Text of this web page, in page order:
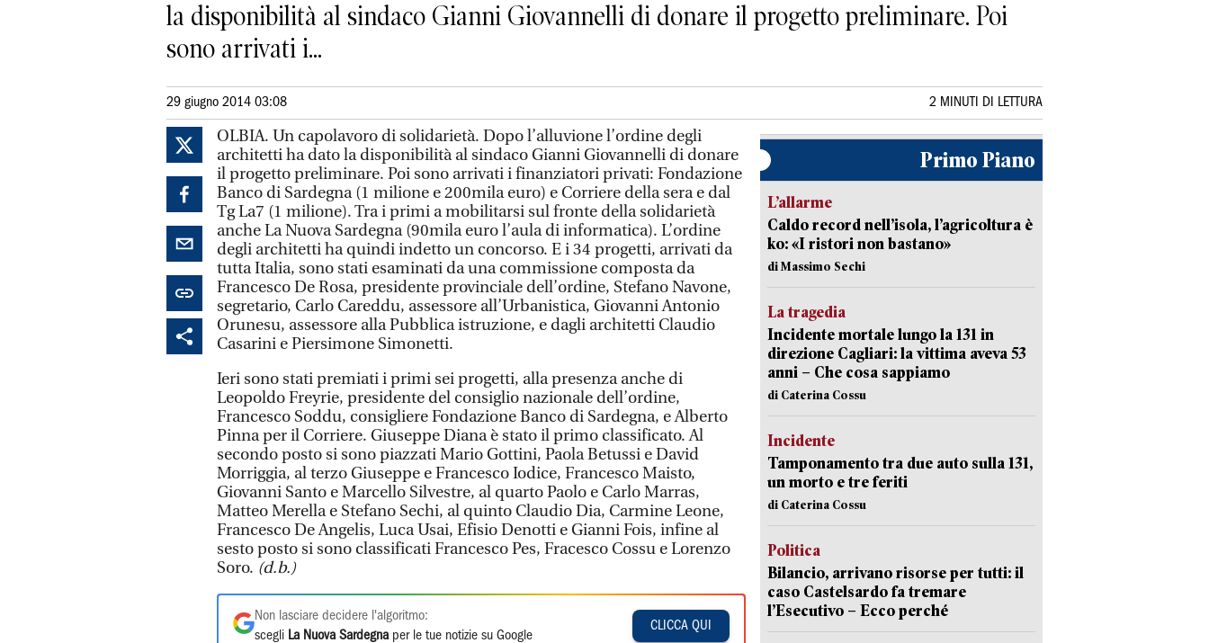
la disponibilità al sindaco Gianni Giovannelli di donare il progetto preliminare. Poi
sono arrivati i...
29 giugno 2014 03:08 2 MINUTI DI LETTURA
OLBIA. Un capolavoro di solidarietà. Dopo l’alluvione l’ordine degli
architetti ha dato la disponibilità al sindaco Gianni Giovannelli di donare
il progetto preliminare. Poi sono arrivati i finanziatori privati: Fondazione
Banco di Sardegna (1 milione e 200mila euro) e Corriere della sera e dal
Tg La7 (1 milione). Tra i primi a mobilitarsi sul fronte della solidarietà
anche La Nuova Sardegna (90mila euro l’aula di informatica). L’ordine
degli architetti ha quindi indetto un concorso. E i 34 progetti, arrivati da
tutta Italia, sono stati esaminati da una commissione composta da
Francesco De Rosa, presidente provinciale dell’ordine, Stefano Navone,
segretario, Carlo Careddu, assessore all’Urbanistica, Giovanni Antonio
Orunesu, assessore alla Pubblica istruzione, e dagli architetti Claudio
Casarini e Piersimone Simonetti.
Ieri sono stati premiati i primi sei progetti, alla presenza anche di
Leopoldo Freyrie, presidente del consiglio nazionale dell’ordine,
Francesco Soddu, consigliere Fondazione Banco di Sardegna, e Alberto
Pinna per il Corriere. Giuseppe Diana è stato il primo classificato. Al
secondo posto si sono piazzati Mario Gottini, Paola Betussi e David
Morriggia, al terzo Giuseppe e Francesco Iodice, Francesco Maisto,
Giovanni Santo e Marcello Silvestre, al quarto Paolo e Carlo Marras,
Matteo Merella e Stefano Sechi, al quinto Claudio Dia, Carmine Leone,
Francesco De Angelis, Luca Usai, Efisio Denotti e Gianni Fois, infine al
sesto posto si sono classificati Francesco Pes, Fracesco Cossu e Lorenzo
Soro. (d.b.)
Non lasciare decidere l'algoritmo:
scegli La Nuova Sardegna per le tue notizie su Google
CLICCA QUI
Primo Piano
L’allarme
Caldo record nell’isola, l’agricoltura è
ko: «I ristori non bastano»
di Massimo Sechi
La tragedia
Incidente mortale lungo la 131 in
direzione Cagliari: la vittima aveva 53
anni – Che cosa sappiamo
di Caterina Cossu
Incidente
Tamponamento tra due auto sulla 131,
un morto e tre feriti
di Caterina Cossu
Politica
Bilancio, arrivano risorse per tutti: il
caso Castelsardo fa tremare
l’Esecutivo – Ecco perché